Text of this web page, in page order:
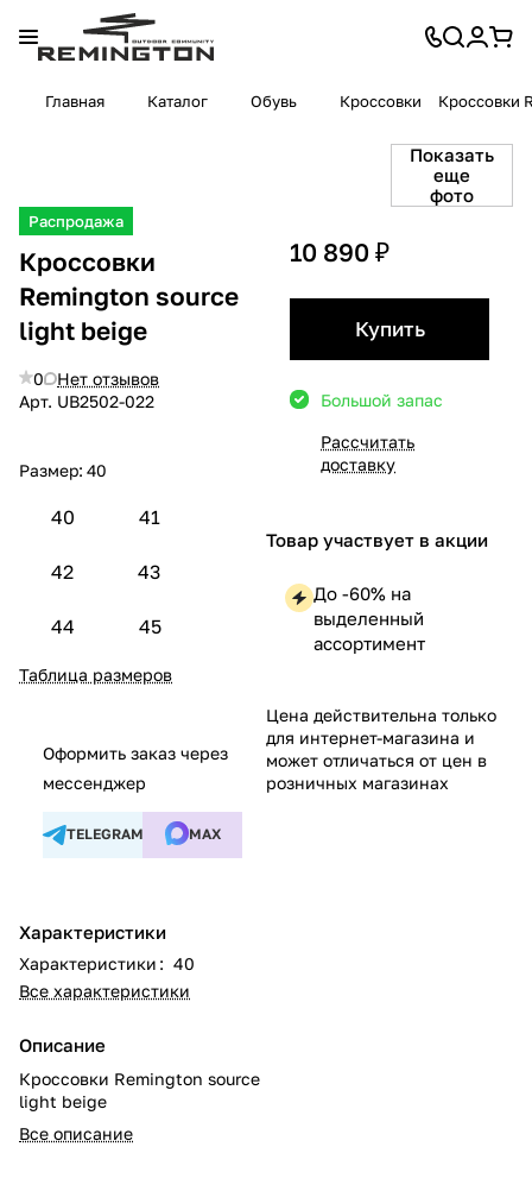
Главная Каталог Обувь Кроссовки Кроссовки
Показать
еще
фото
Распродажа
Кроссовки
Remington source
light beige
0
Нет отзывов
Арт. UB2502-022
Размер: 40
40 41
42 43
44 45
Таблица размеров
Оформить заказ через
мессенджер
TELEGRAM MAX
Характеристики
Характеристики : 40
Все характеристики
Описание
Кроссовки Remington source
light beige
Все описание
10 890 ₽
Купить
Большой запас
Рассчитать
доставку
Товар участвует в акции
До -60% на
выделенный
ассортимент
Цена действительна только
для интернет-магазина и
может отличаться от цен в
розничных магазинах